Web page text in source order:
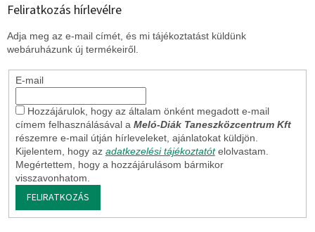
Feliratkozás hírlevélre
Adja meg az e-mail címét, és mi tájékoztatást küldünk
webáruházunk új termékeiről.
E-mail
Hozzájárulok, hogy az általam önként megadott e-mail
címem felhasználásával a Meló-Diák Taneszközcentrum Kft
részemre e-mail útján hírleveleket, ajánlatokat küldjön.
Kijelentem, hogy az adatkezelési tájékoztatót elolvastam.
Megértettem, hogy a hozzájárulásom bármikor
visszavonhatom.
FELIRATKOZÁS